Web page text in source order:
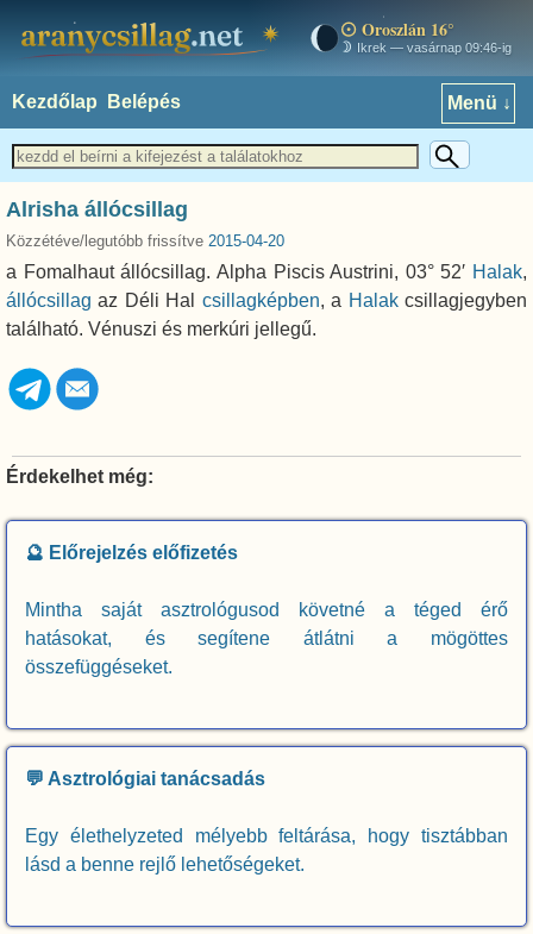
aranycsillag.net Oroszlán 16°
Ikrek — vasárnap 09:46-ig
Kezdőlap Belépés Menü ↓
Alrisha állócsillag
Közzétéve/legutóbb frissítve 2015-04-20
a Fomalhaut állócsillag. Alpha Piscis Austrini, 03° 52′ Halak,
állócsillag az Déli Hal csillagképben, a Halakcsillagjegyben
található. Vénuszi és merkúri jellegű.
Érdekelhet még:
🔮 Előrejelzés előfizetés
Mintha saját asztrológusod követné a téged érő
hatásokat, és segítene átlátni a mögöttes
összefüggéseket.
💬 Asztrológiai tanácsadás
Egy élethelyzeted mélyebb feltárása, hogy tisztábban
lásd a benne rejlő lehetőségeket.